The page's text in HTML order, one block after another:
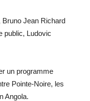
Bruno Jean Richard
public, Ludovic
un programme
Pointe-Noire, les
Angola.